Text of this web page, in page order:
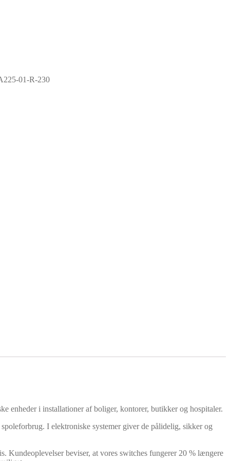
01-R-230
enheder i installationer af boliger, kontorer, butikker og hospitaler.
I elektroniske systemer giver de pålidelig, sikker og
Kundeoplevelser beviser, at vores switches fungerer 20 % længere